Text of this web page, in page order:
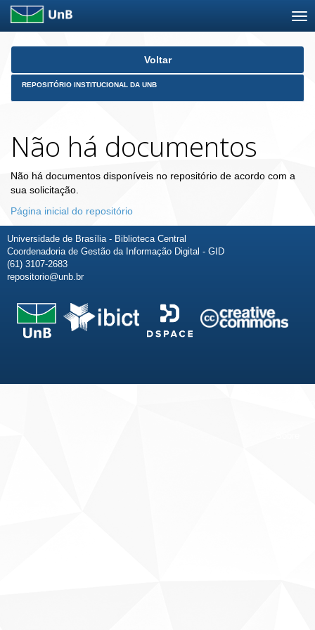
Skip
Voltar
REPOSITÓRIO INSTITUCIONAL DA UNB
Não há documentos
Não há documentos disponíveis no repositório de acordo com a
sua solicitação.
Página inicial do repositório
Universidade de Brasília - Biblioteca Central
Coordenadoria de Gestão da Informação Digital - GID
(61) 3107-2683
repositorio@unb.br